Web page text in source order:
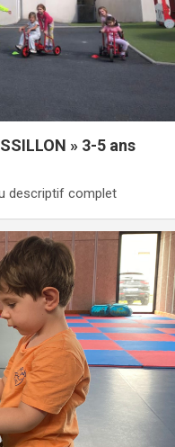
» 3-5 ans
descriptif complet